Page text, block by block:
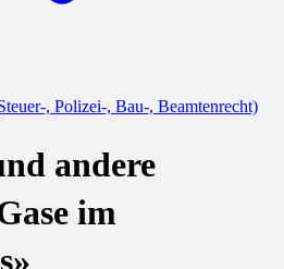
, Polizei-, Bau-, Beamtenrecht)
andere
im